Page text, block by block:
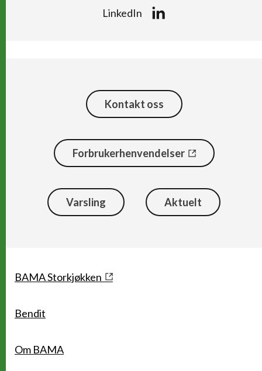
LinkedIn
Kontakt oss
Forbrukerhenvendelser
Varsling Aktuelt
Snarveier
BAMA Storkjøkken
Bendit
Om BAMA